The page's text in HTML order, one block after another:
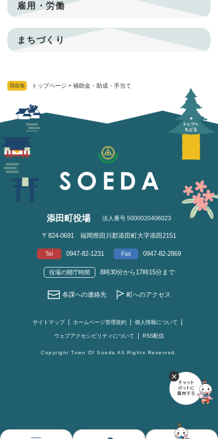
現在地 トップページ > 補助金・助成・手当て
雇用・労働
まちづくり
添田町役場 法人番号 5000020406023
〒824-0691 福岡県田川郡添田町大字添田2151
Tel 0947-82-1231 Fax 0947-82-2869
役場の開庁時間 8時30分から17時15分まで
各課への連絡先 町へのアクセス
サイトマップ ホームページ管理規約 個人情報について
ウェブアクセシビリティについて RSS配信
Copyright Town Of Soeda All Rights Reserved.